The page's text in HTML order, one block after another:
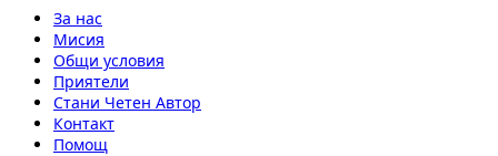
За нас
Мисия
Общи условия
Приятели
Стани Четен Автор
Контакт
Помощ